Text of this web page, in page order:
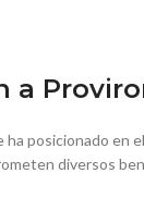
a
ha posicionado en
diversos